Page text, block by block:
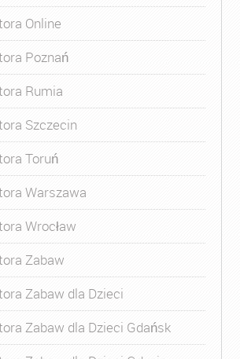
Online
Poznań
Rumia
Szczecin
Toruń
Warszawa
Wrocław
Zabaw
Zabaw dla Dzieci
Zabaw dla Dzieci Gdańsk